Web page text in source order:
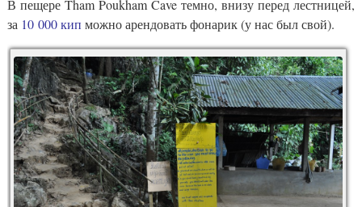
В пещере Tham Poukham Cave темно, внизу перед лестницей,
за 10 000 кип можно арендовать фонарик (у нас был свой).